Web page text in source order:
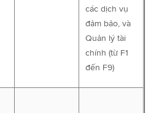
các dịch vụ
đảm bảo, và
Quản lý tài
chính (từ F1
đến F9)